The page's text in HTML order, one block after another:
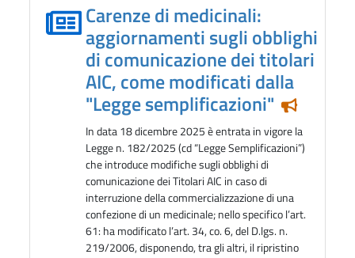
Carenze di medicinali:
aggiornamenti sugli obblighi
di comunicazione dei titolari
AIC, come modificati dalla
"Legge semplificazioni" Notizia
In data 18 dicembre 2025 è entrata in vigore la
Legge n. 182/2025 (cd “Legge Semplificazioni”)
che introduce modifiche sugli obblighi di
comunicazione dei Titolari AIC in caso di
interruzione della commercializzazione di una
confezione di un medicinale; nello specifico l’art.
61: ha modificato l’art. 34, co. 6, del D.lgs. n.
219/2006, disponendo, tra gli altri, il ripristino